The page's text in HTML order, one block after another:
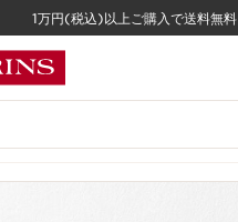
へ移動
1万円(税込)以上ご購入で送料無料